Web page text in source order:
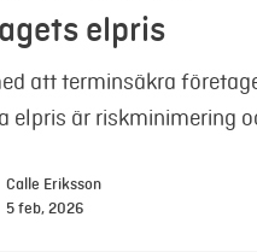
elpris
att terminsäkra
elpris är riskminimering
Calle Eriksson
5 feb, 2026